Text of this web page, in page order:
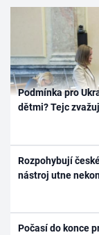
Podmínka pro
dětmi? Tejc
Rozpohybují
nástroj utne
Počasí do konce